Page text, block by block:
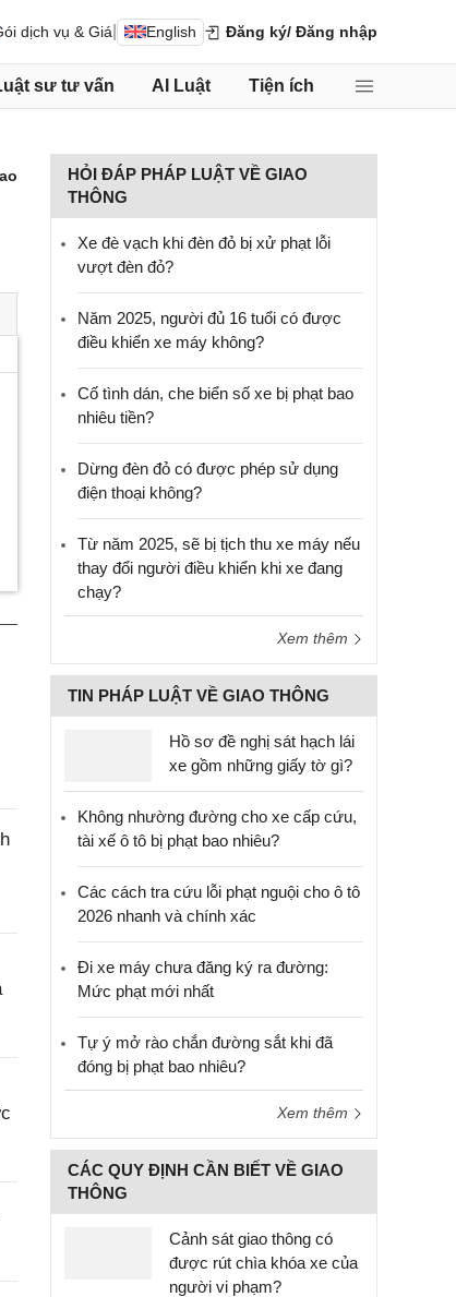
dịch vụ & Giá English Đăng ký/ Đăng nhập
sư tư vấn AI Luật Tiện ích
HỎI ĐÁP PHÁP LUẬT VỀ GIAO
THÔNG
Xe đè vạch khi đèn đỏ bị xử phạt lỗi
vượt đèn đỏ?
Năm 2025, người đủ 16 tuổi có được
điều khiển xe máy không?
Cố tình dán, che biển số xe bị phạt bao
nhiêu tiền?
Dừng đèn đỏ có được phép sử dụng
điện thoại không?
Từ năm 2025, sẽ bị tịch thu xe máy nếu
thay đổi người điều khiển khi xe đang
chạy?
Xem thêm
TIN PHÁP LUẬT VỀ GIAO THÔNG
Hồ sơ đề nghị sát hạch lái
xe gồm những giấy tờ gì?
Không nhường đường cho xe cấp cứu,
tài xế ô tô bị phạt bao nhiêu?
Các cách tra cứu lỗi phạt nguội cho ô tô
2026 nhanh và chính xác
Đi xe máy chưa đăng ký ra đường:
Mức phạt mới nhất
Tự ý mở rào chắn đường sắt khi đã
đóng bị phạt bao nhiêu?
Xem thêm
CÁC QUY ĐỊNH CẦN BIẾT VỀ GIAO
THÔNG
Cảnh sát giao thông có
được rút chìa khóa xe của
người vi phạm?